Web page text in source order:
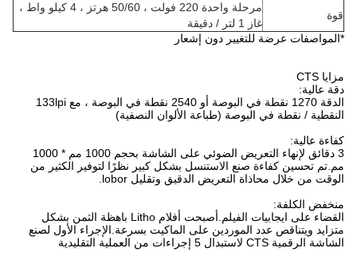
قوة
مرحلة واحدة 220 فولت ، 50/60 هرتز ، 4 كيلو واط ،
غاز 1 لتر / دقيقة
*المواصفات عرضة للتغيير دون إشعار
مزايا CTS
دقة عالية:
الدقة 1270 نقطة في البوصة أو 2540 نقطة في البوصة ، مع 133lpi
النقطية / نقطة في البوصة (طباعة الألوان النصفية)
كفاءة عالية:
3 دقائق لإنهاء التعريض الضوئي على الشاشة بحجم 1000 مم * 1000
مم.تم تحسين كفاءة صنع الاستنسل بشكل كبير نظرًا لتوفير الكثير من
الوقت من خلال محاذاة التعريض الدقيق وتقليل lobor.
منخفض الكلفة:
القضاء على ايجابيات الفيلم.أصبحت أفلام Litho باهظة الثمن بشكل
متزايد ويتناقص عدد الموردين على الماكيت بسرعة.الإجراء الأول لصنع
الشاشة الرقمية CTS لاستبدال 5 إجراءات من العملية التقليدية